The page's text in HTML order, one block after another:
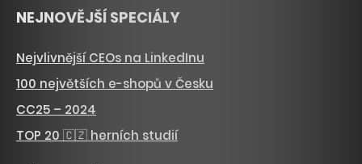
NEJNOVĚJŠÍ SPECIÁLY
Nejvlivnější CEOs na LinkedInu
100 největších e-shopů v Česku
CC25 – 2024
TOP 20 🇨🇿 herních studií